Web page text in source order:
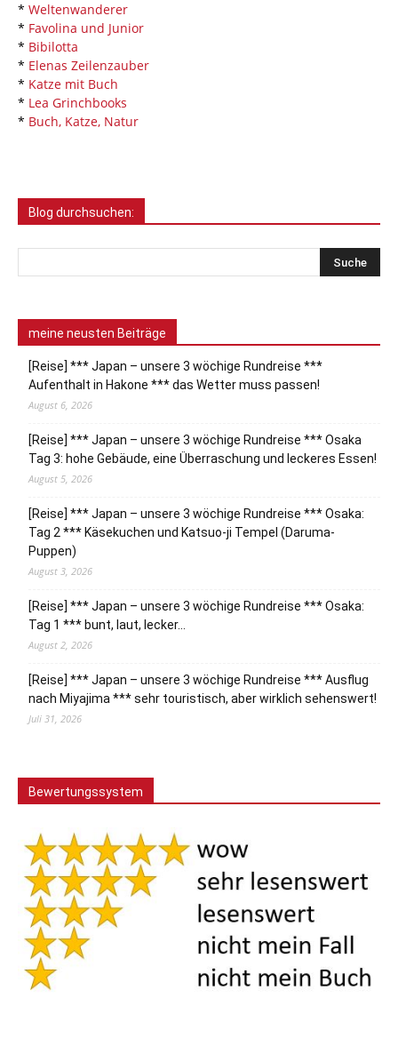
* Weltenwanderer
* Favolina und Junior
* Bibilotta
* Elenas Zeilenzauber
* Katze mit Buch
* Lea Grinchbooks
* Buch, Katze, Natur
Blog durchsuchen:
meine neusten Beiträge
[Reise] *** Japan – unsere 3 wöchige Rundreise ***
Aufenthalt in Hakone *** das Wetter muss passen!
August 6, 2026
[Reise] *** Japan – unsere 3 wöchige Rundreise *** Osaka
Tag 3: hohe Gebäude, eine Überraschung und leckeres Essen!
August 5, 2026
[Reise] *** Japan – unsere 3 wöchige Rundreise *** Osaka:
Tag 2 *** Käsekuchen und Katsuo-ji Tempel (Daruma-
Puppen)
August 3, 2026
[Reise] *** Japan – unsere 3 wöchige Rundreise *** Osaka:
Tag 1 *** bunt, laut, lecker…
August 2, 2026
[Reise] *** Japan – unsere 3 wöchige Rundreise *** Ausflug
nach Miyajima *** sehr touristisch, aber wirklich sehenswert!
Juli 31, 2026
Bewertungssystem